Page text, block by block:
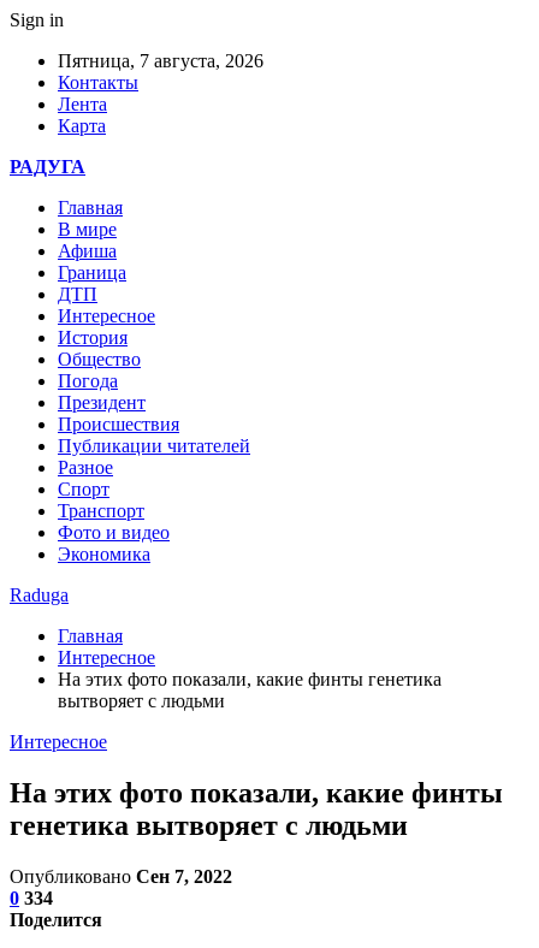
Sign in
Пятница, 7 августа, 2026
Контакты
Лента
Карта
РАДУГА
Главная
В мире
Афиша
Граница
ДТП
Интересное
История
Общество
Погода
Президент
Происшествия
Публикации читателей
Разное
Спорт
Транспорт
Фото и видео
Экономика
Raduga
Главная
Интересное
На этих фото показали, какие финты генетика
вытворяет с людьми
Интересное
На этих фото показали, какие финты
генетика вытворяет с людьми
Опубликовано Сен 7, 2022
0 334
Поделится